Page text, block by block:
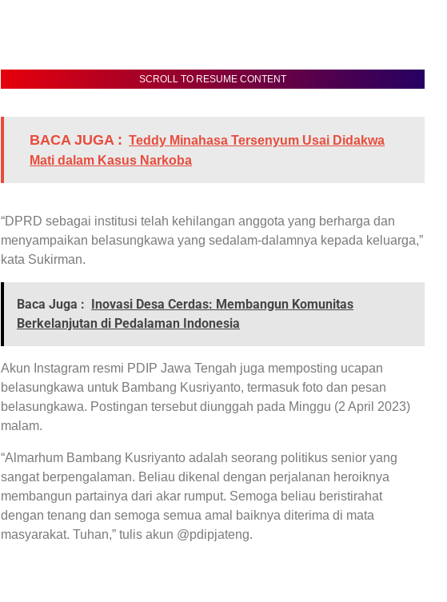
SCROLL TO RESUME CONTENT
BACA JUGA : Teddy Minahasa Tersenyum Usai Didakwa
Mati dalam Kasus Narkoba
“DPRD sebagai institusi telah kehilangan anggota yang berharga dan
menyampaikan belasungkawa yang sedalam-dalamnya kepada keluarga,”
kata Sukirman.
Baca Juga : Inovasi Desa Cerdas: Membangun Komunitas
Berkelanjutan di Pedalaman Indonesia
Akun Instagram resmi PDIP Jawa Tengah juga memposting ucapan
belasungkawa untuk Bambang Kusriyanto, termasuk foto dan pesan
belasungkawa. Postingan tersebut diunggah pada Minggu (2 April 2023)
malam.
“Almarhum Bambang Kusriyanto adalah seorang politikus senior yang
sangat berpengalaman. Beliau dikenal dengan perjalanan heroiknya
membangun partainya dari akar rumput. Semoga beliau beristirahat
dengan tenang dan semoga semua amal baiknya diterima di mata
masyarakat. Tuhan,” tulis akun @pdipjateng.